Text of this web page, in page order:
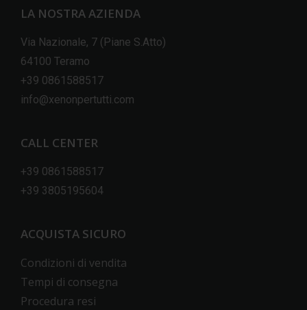
LA NOSTRA AZIENDA
Via Nazionale, 7 (Piane S.Atto)
64100 Teramo
+39 0861588517
info@xenonpertutti.com
CALL CENTER
+39 0861588517
+39 3805195604
ACQUISTA SICURO
Condizioni di vendita
Tempi di consegna
Procedura resi